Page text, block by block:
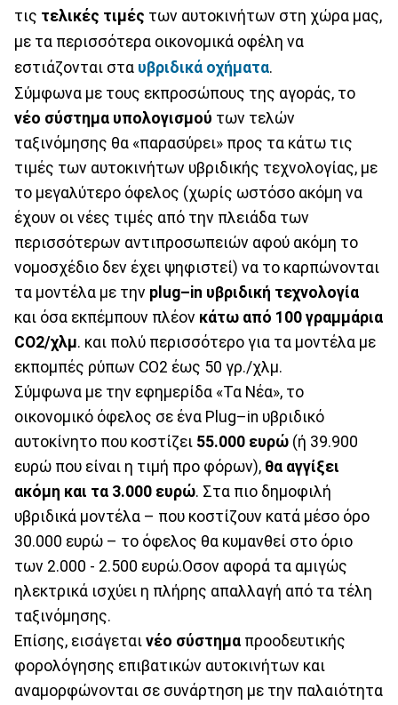
τις τελικές τιμές των αυτοκινήτων στη χώρα μας,
με τα περισσότερα οικονομικά οφέλη να
εστιάζονται στα υβριδικά οχήματα.
Σύμφωνα με τους εκπροσώπους της αγοράς, το
νέο σύστημα υπολογισμού των τελών
ταξινόμησης θα «παρασύρει» προς τα κάτω τις
τιμές των αυτοκινήτων υβριδικής τεχνολογίας, με
το μεγαλύτερο όφελος (χωρίς ωστόσο ακόμη να
έχουν οι νέες τιμές από την πλειάδα των
περισσότερων αντιπροσωπειών αφού ακόμη το
νομοσχέδιο δεν έχει ψηφιστεί) να το καρπώνονται
τα μοντέλα με την plug–in υβριδική τεχνολογία
και όσα εκπέμπουν πλέον κάτω από 100 γραμμάρια
CO2/χλμ. και πολύ περισσότερο για τα μοντέλα με
εκπομπές ρύπων CO2 έως 50 γρ./χλμ.
Σύμφωνα με την εφημερίδα «Τα Νέα», το
οικονομικό όφελος σε ένα Plug–in υβριδικό
αυτοκίνητο που κοστίζει 55.000 ευρώ (ή 39.900
ευρώ που είναι η τιμή προ φόρων), θα αγγίξει
ακόμη και τα 3.000 ευρώ. Στα πιο δημοφιλή
υβριδικά μοντέλα – που κοστίζουν κατά μέσο όρο
30.000 ευρώ – το όφελος θα κυμανθεί στο όριο
των 2.000 - 2.500 ευρώ.Οσον αφορά τα αμιγώς
ηλεκτρικά ισχύει η πλήρης απαλλαγή από τα τέλη
ταξινόμησης.
Επίσης, εισάγεται νέο σύστημα προοδευτικής
φορολόγησης επιβατικών αυτοκινήτων και
αναμορφώνονται σε συνάρτηση με την παλαιότητα